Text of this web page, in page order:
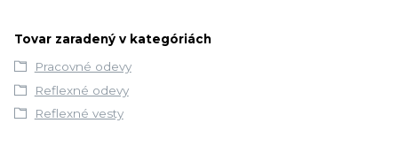
Tovar zaradený v kategóriách
Pracovné odevy
Reflexné odevy
Reflexné vesty